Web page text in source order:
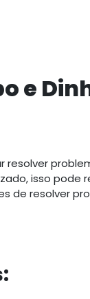
e
isso pode
de resolver